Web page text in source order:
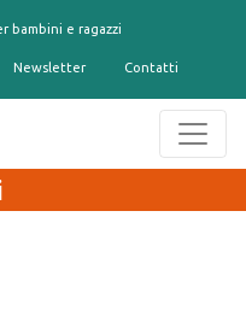
bambini e ragazzi
Newsletter Contatti